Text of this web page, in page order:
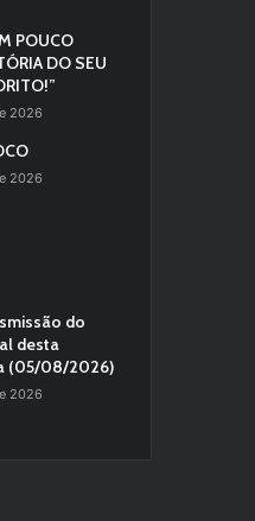
POUCO
DO SEU
2026
2026
do
desta
(05/08/2026)
2026